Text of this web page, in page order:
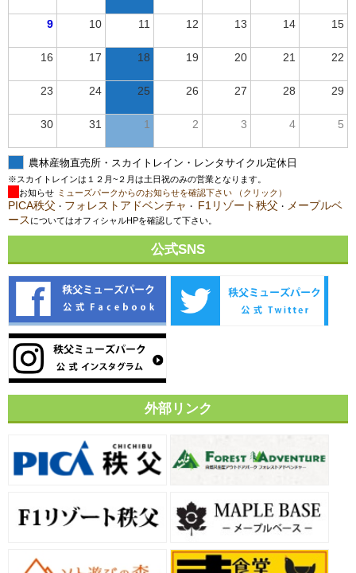
9 10 11 12 13 14 15
16 17 18 19 20 21 22
23 24 25 26 27 28 29
30 31 1 2 3 4 5
農林産物直売所・スカイトレイン・レンタサイクル定休日
※スカイトレインは１２月~２月は土日祝のみの営業となります。
お知らせ ミューズパークからのお知らせを確認下さい （クリック）
PICA秩父 ・ フォレストアドベンチャ ・ F1リゾート秩父 ・
メープルベ
ース についてはオフィシャルHPを確認して下さい。
公式SNS
外部リンク